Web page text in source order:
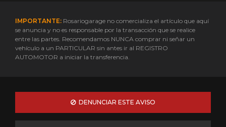
IMPORTANTE: Rosariogarage no comercializa el artículo que aquí
se anuncia y no es responsable por la transacción que se realice
entre las partes. Recomendamos NUNCA comprar ni señar un
vehículo a un PARTICULAR sin antes ir al REGISTRO
AUTOMOTOR a iniciar la transferencia.
DENUNCIAR ESTE AVISO